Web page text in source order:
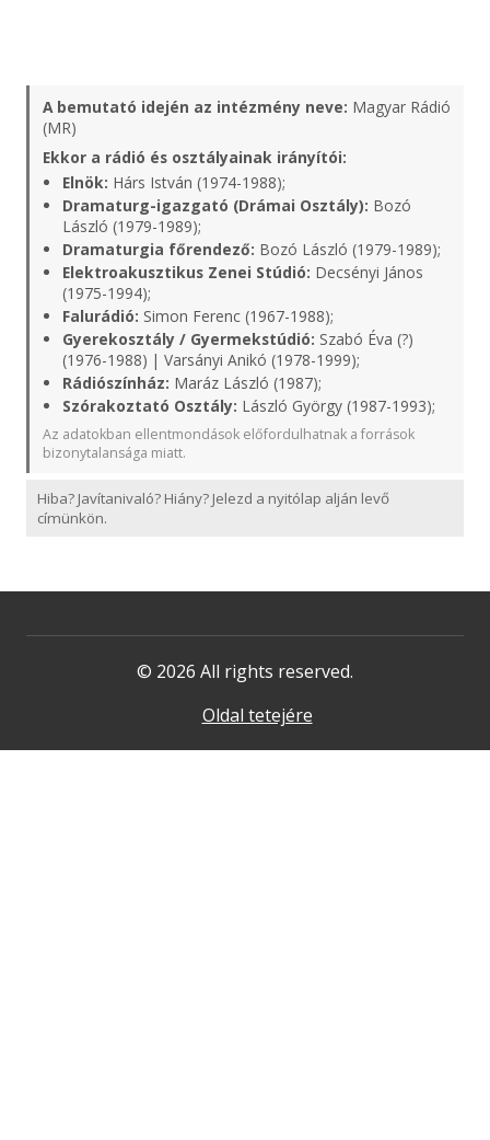
A bemutató idején az intézmény neve: Magyar Rádió
(MR)
Ekkor a rádió és osztályainak irányítói:
Elnök: Hárs István (1974-1988);
Dramaturg-igazgató (Drámai Osztály): Bozó
László (1979-1989);
Dramaturgia főrendező: Bozó László (1979-1989);
Elektroakusztikus Zenei Stúdió: Decsényi János
(1975-1994);
Falurádió: Simon Ferenc (1967-1988);
Gyerekosztály / Gyermekstúdió: Szabó Éva (?)
(1976-1988) | Varsányi Anikó (1978-1999);
Rádiószínház: Maráz László (1987);
Szórakoztató Osztály: László György (1987-1993);
Az adatokban ellentmondások előfordulhatnak a források
bizonytalansága miatt.
Hiba? Javítanivaló? Hiány? Jelezd a nyitólap alján levő
címünkön.
© 2026 All rights reserved.
Oldal tetejére